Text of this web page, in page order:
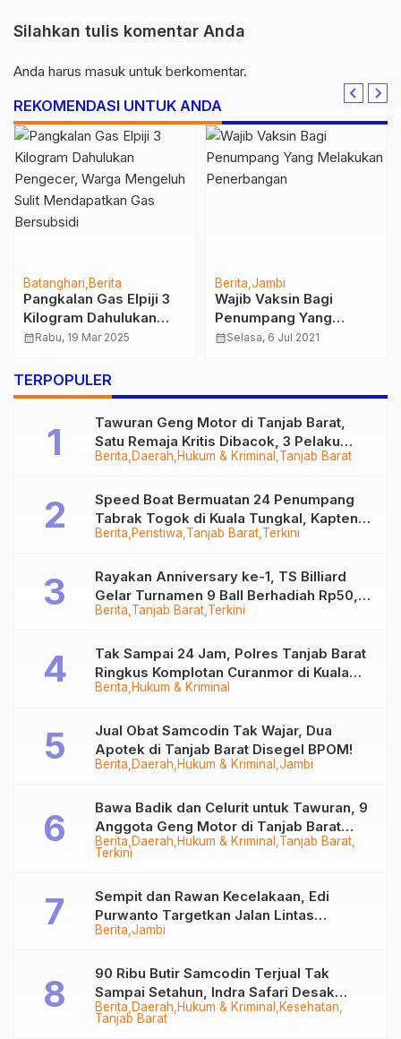
Silahkan tulis komentar Anda
Anda harus masuk untuk berkomentar.
REKOMENDASI UNTUK ANDA
Batanghari Berita
Pangkalan Gas Elpiji 3
Kilogram Dahulukan
Pengecer, Warga
Mendapatkan Gas
Bersubsidi
calendar_monthRabu, 19 Mar 2025
Berita Jambi
Wajib Vaksin Bagi
Penumpang Yang
Melakukan
calendar_monthSelasa, 6 Jul 2021
TERPOPULER
Berita Daerah Hukum & Kriminal Tanjab Barat
Tawuran Geng Motor di Tanjab Barat,
Satu Remaja Kritis Dibacok, 3 Pelaku
Ditangkap
Berita Peristiwa Tanjab Barat Terkini
Speed Boat Bermuatan 24 Penumpang
Tabrak Togok di Kuala Tungkal, Kapten
Sempat Hilang
Berita Tanjab Barat Terkini
Rayakan Anniversary ke-1, TS Billiard
Gelar Turnamen 9 Ball Berhadiah Rp50,8
Juta
Berita Hukum & Kriminal
Tak Sampai 24 Jam, Polres Tanjab Barat
Ringkus Komplotan Curanmor di Kuala
Tungkal
Berita Daerah Hukum & Kriminal Jambi
Jual Obat Samcodin Tak Wajar, Dua
Apotek di Tanjab Barat Disegel BPOM!
Berita Daerah Hukum & Kriminal Tanjab Barat
Terkini
Bawa Badik dan Celurit untuk Tawuran, 9
Anggota Geng Motor di Tanjab Barat
Diringkus
Berita Jambi
Sempit dan Rawan Kecelakaan, Edi
Purwanto Targetkan Jalan Lintas
Tungkal-Jambi Mulus di 2028
Berita Daerah Hukum & Kriminal
Kesehatan
Tanjab Barat
90 Ribu Butir Samcodin Terjual Tak
Sampai Setahun, Indra Safari Desak
Audit Menyeluruh